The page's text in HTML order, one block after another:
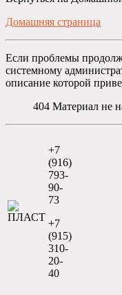
Домашняя страница
Если проблемы
системному
описание которой
404 Материал не
+7
(916)
793-
90-
73
+7
(915)
310-
20-
40